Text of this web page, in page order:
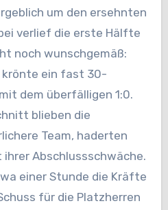
um den ersehnten
verlief die erste Hälfte
noch wunschgemäß:
krönte ein fast 30-
dem überfälligen 1:0.
blieben die
Team, haderten
Abschlussschwäche.
einer Stunde die Kräfte
für die Platzherren